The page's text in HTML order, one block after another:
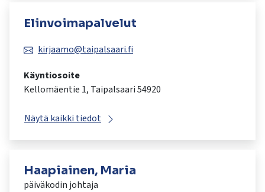
Elinvoimapalvelut
kirjaamo@taipalsaari.fi
Käyntiosoite
Kellomäentie 1, Taipalsaari 54920
Näytä kaikki tiedot
Haapiainen, Maria
päiväkodin johtaja